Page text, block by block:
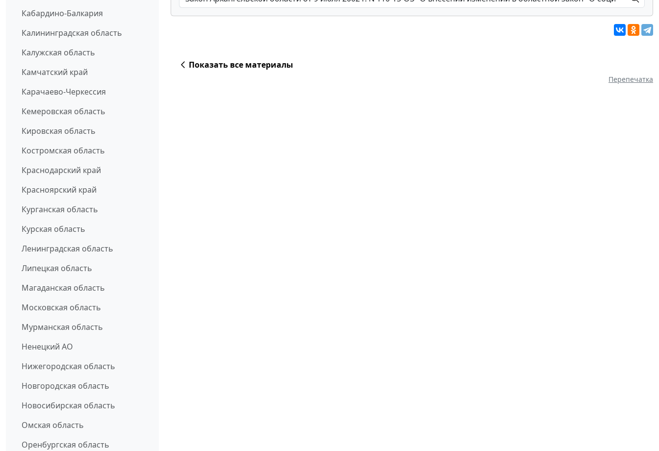
Кабардино-Балкария
Калининградская область
Калужская область
Камчатский край
Карачаево-Черкессия
Кемеровская область
Кировская область
Костромская область
Краснодарский край
Красноярский край
Курганская область
Курская область
Ленинградская область
Липецкая область
Магаданская область
Московская область
Мурманская область
Ненецкий АО
Нижегородская область
Новгородская область
Новосибирская область
Омская область
Оренбургская область
Показать все материалы
Перепечатка